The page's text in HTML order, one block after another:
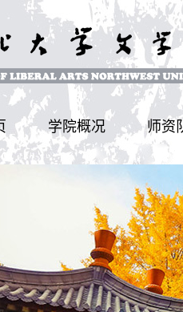
学院概况 师资